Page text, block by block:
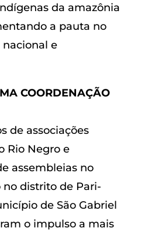
da amazônia
a pauta no
e
COORDENAÇÃO
de associações
Rio Negro e
assembleias no
distrito de Pari-
de São Gabriel
o impulso a mais